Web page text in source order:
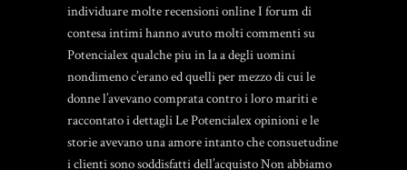
individuare molte recensioni online I forum di
contesa intimi hanno avuto molti commenti su
Potencialex qualche piu in la a degli uomini
nondimeno c’erano ed quelli per mezzo di cui le
donne l’avevano comprata contro i loro mariti e
raccontato i dettagli Le Potencialex opinioni e le
storie avevano una amore intanto che consuetudine
i clienti sono soddisfatti dell’acquisto Non abbiamo